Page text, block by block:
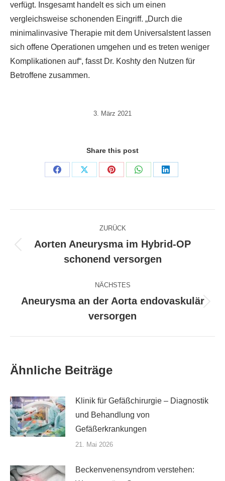
verfügt. Insgesamt handelt es sich um einen
vergleichsweise schonenden Eingriff. „Durch die
minimalinvasive Therapie mit dem Universalstent lassen
sich offene Operationen umgehen und es treten weniger
Komplikationen auf“, fasst Dr. Koshty den Nutzen für
Betroffene zusammen.
3. März 2021
Share this post
Share
Share
Share
Share
Share
Kommentarnavigation
ZURÜCK
Vorheriger
Beitrag:
Aorten Aneurysma im Hybrid-OP
schonend versorgen
NÄCHSTES
Beitrag:
Aneurysma an der Aorta endovaskulär
versorgen
Ähnliche Beiträge
Klinik für Gefäßchirurgie – Diagnostik
und Behandlung von
Gefäßerkrankungen
21. Mai 2026
Beckenvenensyndrom verstehen: